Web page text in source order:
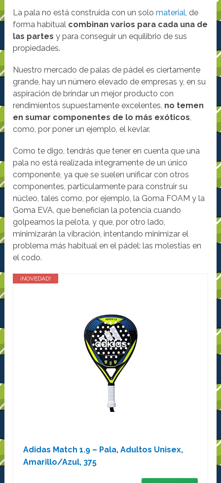
La pala no está construida con un solomaterial, de
forma habitual combinan varios para cada una de
las partes y para conseguir un equilibrio de sus
propiedades.
Nuestro mercado de palas de pádel es ciertamente
grande, hay un número elevado de empresas y, en su
aspiración de brindar un mejor producto con
rendimientos supuestamente excelentes, no temen
en sumar componentes de lo más exóticos,
como, por poner un ejemplo, el kevlar.
Como te digo, tendrás que tener en cuenta que una
pala no está realizada íntegramente de un único
componente, ya que se suelen unificar con otros
componentes, particularmente para construir su
núcleo, tales como, por ejemplo, la Goma FOAM y la
Goma EVA, que benefician la potencia cuando
golpeamos la pelota, y que, por otro lado,
minimizarán la vibración, intentando minimizar el
problema más habitual en el pádel: las molestias en
el codo.
¡NOVEDAD!
Adidas Match 1.9 – Pala, Adultos Unisex,
Amarillo/Azul, 375